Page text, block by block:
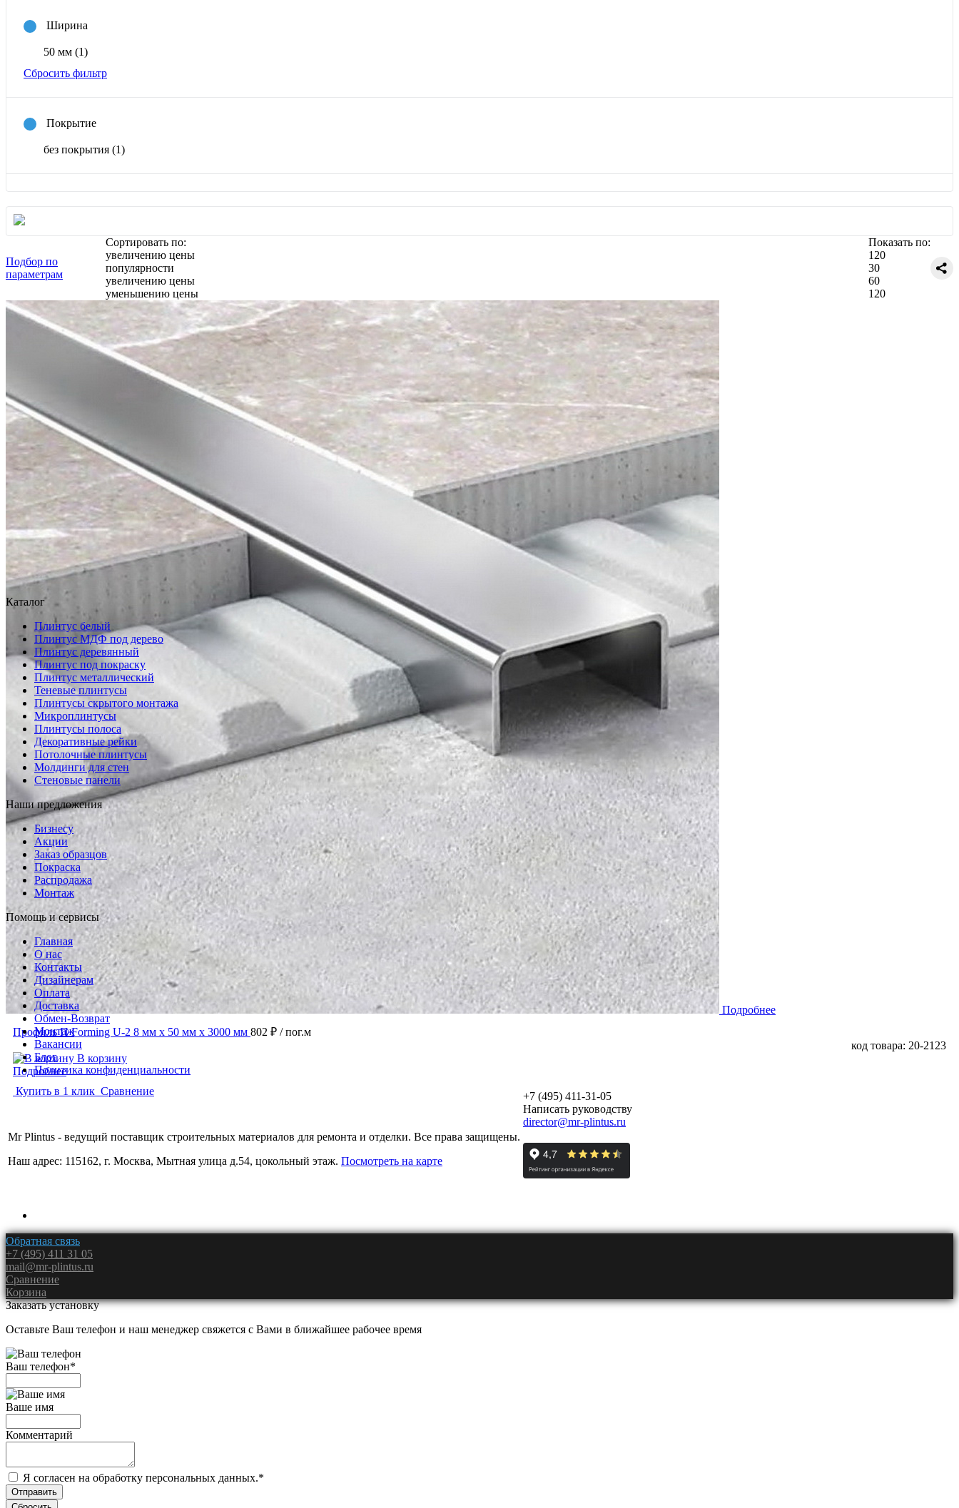
Ширина
50 мм (1)
Сбросить фильтр
Покрытие
без покрытия (1)
Подбор по
параметрам
Сортировать по:
увеличению цены
популярности
увеличению цены
уменьшению цены
Показать по:
120
30
60
120
Подробнее
Профиль П Forming U-2 8 мм x 50 мм х 3000 мм 802 ₽ / пог.м
код товара: 20-2123
В корзину
Подробнее
Купить в 1 клик Сравнение
Каталог
Плинтус белый
Плинтус МДФ под дерево
Плинтус деревянный
Плинтус под покраску
Плинтус металлический
Теневые плинтусы
Плинтусы скрытого монтажа
Микроплинтусы
Плинтусы полоса
Декоративные рейки
Потолочные плинтусы
Молдинги для стен
Стеновые панели
Наши предложения
Бизнесу
Акции
Заказ образцов
Покраска
Распродажа
Монтаж
Помощь и сервисы
Главная
О нас
Контакты
Дизайнерам
Оплата
Доставка
Обмен-Возврат
Монтаж
Вакансии
Блог
Политика конфиденциальности
Mr Plintus - ведущий поставщик строительных материалов для ремонта и отделки. Все права защищены.
Наш адрес: 115162, г. Москва, Мытная улица д.54, цокольный этаж. Посмотреть на карте
+7 (495) 411-31-05
Написать руководству
director@mr-plintus.ru
Обратная связь
+7 (495) 411 31 05
mail@mr-plintus.ru
Сравнение
Корзина
Заказать установку
Оставьте Ваш телефон и наш менеджер свяжется с Вами в ближайшее рабочее время
Ваш телефон*
Ваше имя
Комментарий
Я согласен на обработку персональных данных.*